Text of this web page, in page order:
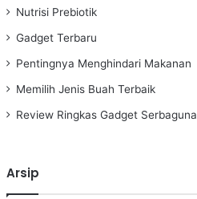
Nutrisi Prebiotik
Gadget Terbaru
Pentingnya Menghindari Makanan
Memilih Jenis Buah Terbaik
Review Ringkas Gadget Serbaguna
Arsip